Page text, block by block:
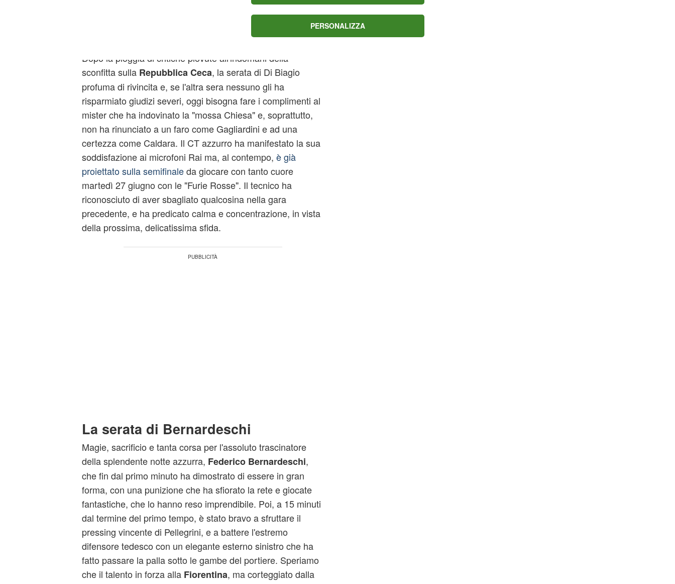
La rivincita di Gigi Di Biagio
Dopo la pioggia di critiche piovute all'indomani della
sconfitta sulla Repubblica Ceca, la serata di Di Biagio
profuma di rivincita e, se l'altra sera nessuno gli ha
risparmiato giudizi severi, oggi bisogna fare i complimenti al
mister che ha indovinato la "mossa Chiesa" e, soprattutto,
non ha rinunciato a un faro come Gagliardini e ad una
certezza come Caldara. Il CT azzurro ha manifestato la sua
soddisfazione ai microfoni Rai ma, al contempo, è già
proiettato sulla semifinaleda giocare con tanto cuore
martedì 27 giugno con le "Furie Rosse". Il tecnico ha
riconosciuto di aver sbagliato qualcosina nella gara
precedente, e ha predicato calma e concentrazione, in vista
della prossima, delicatissima sfida.
La serata di Bernardeschi
Magie, sacrificio e tanta corsa per l'assoluto trascinatore
della splendente notte azzurra, Federico Bernardeschi,
che fin dal primo minuto ha dimostrato di essere in gran
forma, con una punizione che ha sfiorato la rete e giocate
fantastiche, che lo hanno reso imprendibile. Poi, a 15 minuti
dal termine del primo tempo, è stato bravo a sfruttare il
pressing vincente di Pellegrini, e a battere l'estremo
difensore tedesco con un elegante esterno sinistro che ha
fatto passare la palla sotto le gambe del portiere. Speriamo
che il talento in forza alla Fiorentina, ma corteggiato dalla
PERSONALIZZA